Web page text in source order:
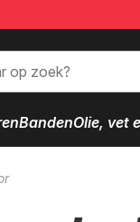
BandenOlie, vet